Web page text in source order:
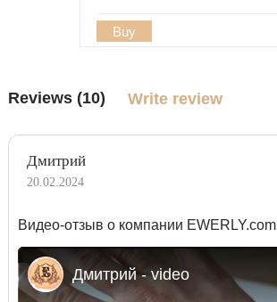
Buy
Reviews (10) Write review
Дмитрий
20.02.2024
Видео-отзыв о компании EWERLY.com
Дмитрий - video